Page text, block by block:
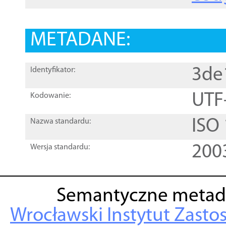
METADANE:
Identyfikator:
Kodowanie:
Nazwa standardu:
Wersja standardu:
Semantyczne
Wrocławski Instytut